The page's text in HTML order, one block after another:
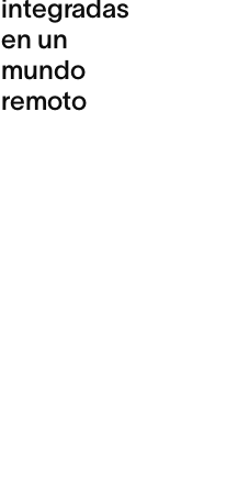
integradas
en un
mundo
remoto